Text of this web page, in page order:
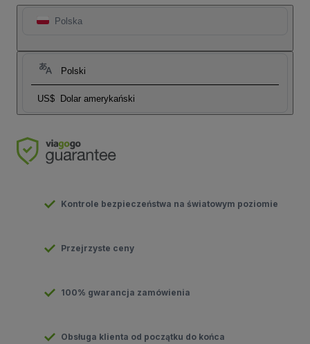
Polska
Polski
US$ Dolar amerykański
Kontrole bezpieczeństwa na światowym poziomie
Przejrzyste ceny
100% gwarancja zamówienia
Obsługa klienta od początku do końca